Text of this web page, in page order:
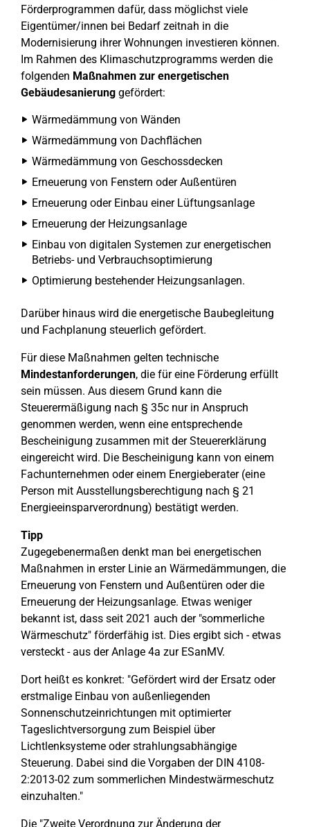
Förderprogrammen dafür, dass möglichst viele
Eigentümer/innen bei Bedarf zeitnah in die
Modernisierung ihrer Wohnungen investieren können.
Im Rahmen des Klimaschutzprogramms werden die
folgenden Maßnahmen zur energetischen
Gebäudesanierung gefördert:
Wärmedämmung von Wänden
Wärmedämmung von Dachflächen
Wärmedämmung von Geschossdecken
Erneuerung von Fenstern oder Außentüren
Erneuerung oder Einbau einer Lüftungsanlage
Erneuerung der Heizungsanlage
Einbau von digitalen Systemen zur energetischen
Betriebs- und Verbrauchsoptimierung
Optimierung bestehender Heizungsanlagen.
Darüber hinaus wird die energetische Baubegleitung
und Fachplanung steuerlich gefördert.
Für diese Maßnahmen gelten technische
Mindestanforderungen, die für eine Förderung erfüllt
sein müssen. Aus diesem Grund kann die
Steuerermäßigung nach § 35c nur in Anspruch
genommen werden, wenn eine entsprechende
Bescheinigung zusammen mit der Steuererklärung
eingereicht wird. Die Bescheinigung kann von einem
Fachunternehmen oder einem Energieberater (eine
Person mit Ausstellungsberechtigung nach § 21
Energieeinsparverordnung) bestätigt werden.
Tipp
Zugegebenermaßen denkt man bei energetischen
Maßnahmen in erster Linie an Wärmedämmungen, die
Erneuerung von Fenstern und Außentüren oder die
Erneuerung der Heizungsanlage. Etwas weniger
bekannt ist, dass seit 2021 auch der "sommerliche
Wärmeschutz" förderfähig ist. Dies ergibt sich - etwas
versteckt - aus der Anlage 4a zur ESanMV.
Dort heißt es konkret: "Gefördert wird der Ersatz oder
erstmalige Einbau von außenliegenden
Sonnenschutzeinrichtungen mit optimierter
Tageslichtversorgung zum Beispiel über
Lichtlenksysteme oder strahlungsabhängige
Steuerung. Dabei sind die Vorgaben der DIN 4108-
2:2013-02 zum sommerlichen Mindestwärmeschutz
einzuhalten."
Die "Zweite Verordnung zur Änderung der